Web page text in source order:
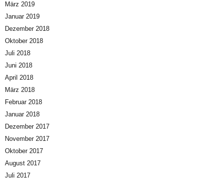
März 2019
Januar 2019
Dezember 2018
Oktober 2018
Juli 2018
Juni 2018
April 2018
März 2018
Februar 2018
Januar 2018
Dezember 2017
November 2017
Oktober 2017
August 2017
Juli 2017